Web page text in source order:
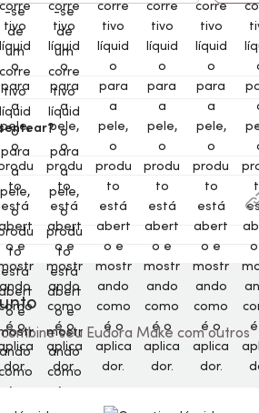
seu Eudora Make com outros